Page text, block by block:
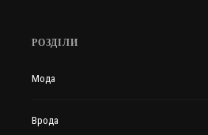
РОЗДІЛИ
Мода
Врода